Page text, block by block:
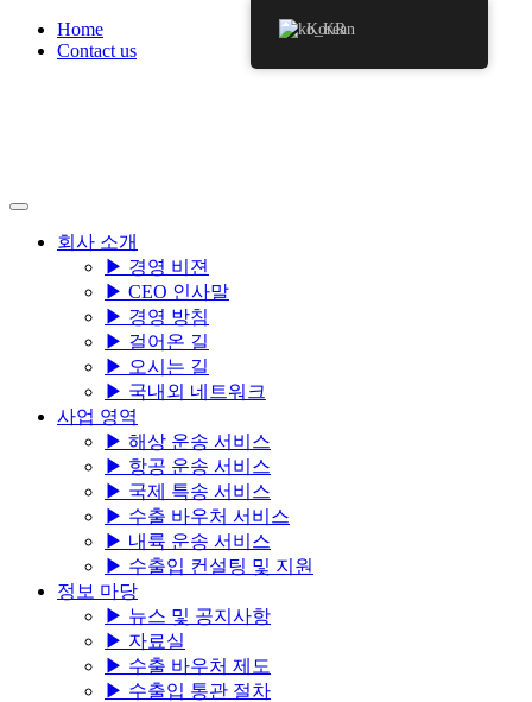
Skip
Home
Contact us
회사 소개
▶ 경영 비젼
▶ CEO 인사말
▶ 경영 방침
▶ 걸어온 길
▶ 오시는 길
▶ 국내외 네트워크
사업 영역
▶ 해상 운송 서비스
▶ 항공 운송 서비스
▶ 국제 특송 서비스
▶ 수출 바우처 서비스
▶ 내륙 운송 서비스
▶ 수출입 컨설팅 및 지원
정보 마당
▶ 뉴스 및 공지사항
▶ 자료실
▶ 수출 바우처 제도
▶ 수출입 통관 절차
Korean